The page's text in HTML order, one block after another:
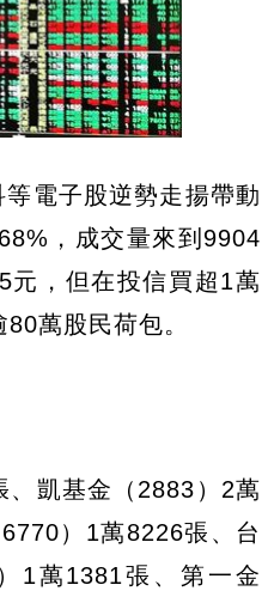
電子股逆勢走揚帶動
，成交量來到9904
元，但在投信買超1萬
萬股民荷包。
、凱基金（2883）2萬
）1萬8226張、台
1萬1381張、第一金